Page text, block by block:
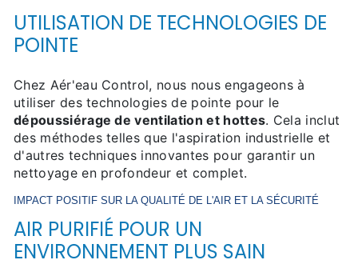
UTILISATION DE TECHNOLOGIES DE
POINTE
Chez Aér'eau Control, nous nous engageons à
utiliser des technologies de pointe pour le
dépoussiérage de ventilation et hottes. Cela inclut
des méthodes telles que l'aspiration industrielle et
d'autres techniques innovantes pour garantir un
nettoyage en profondeur et complet.
IMPACT POSITIF SUR LA QUALITÉ DE L'AIR ET LA SÉCURITÉ
AIR PURIFIÉ POUR UN
ENVIRONNEMENT PLUS SAIN